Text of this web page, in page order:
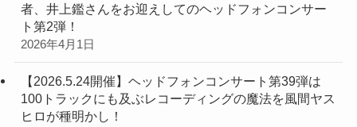
者、井上鑑さんをお迎えしてのヘッドフォンコンサー
ト第2弾！
2026年4月1日
【2026.5.24開催】ヘッドフォンコンサート第39弾は
100トラックにも及ぶレコーディングの魔法を風間ヤス
ヒロが種明かし！